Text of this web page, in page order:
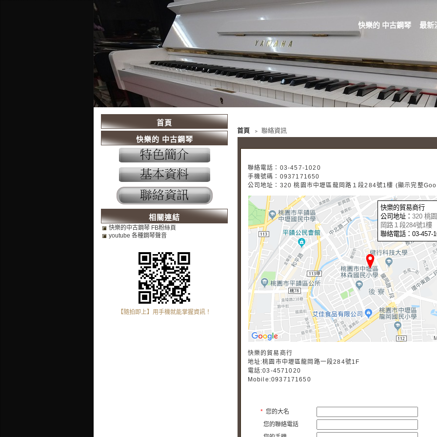
快樂的 中古鋼琴 最新
首頁 ﹥ 聯絡資訊
聯絡電話： 03-457-1020
手機號碼： 0937171650
公司地址： 320 桃園市中壢區龍岡路１段284號1樓 (顯示完整
快樂的貿易商行
公司地址： 320 桃
岡路１段284號1樓
聯絡電話：03-457-
快樂的貿易商行
地址:桃園市中壢區龍岡路一段284號1F
電話:03-4571020
Mobile:0937171650
*您的大名
您的聯絡電話
首頁
快樂的 中古鋼琴
相關連結
快樂的中古鋼琴 FB粉絲頁
youtube 各種鋼琴聲音
【隨拍即上】用手機就能掌握資訊！